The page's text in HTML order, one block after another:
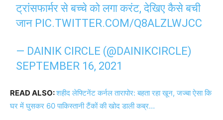
ट्रांसफार्मर से बच्चे को लगा करंट, देखिए कैसे बची
जान PIC.TWITTER.COM/Q8ALZLWJCC
— DAINIK CIRCLE (@DAINIKCIRCLE)
SEPTEMBER 16, 2021
READ ALSO:शहीद लेफ्टिनेंट कर्नल तारापोर: बहता रहा खून, जज्बा ऐसा कि
घर में घुसकर 60 पाकिस्तानी टैंकों की खोद डाली कब्र…